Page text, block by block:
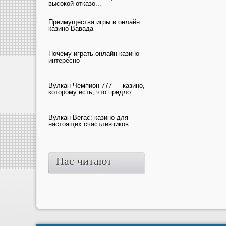
высокой отказо...
Преимущества игры в онлайн
казино Вавада
Почему играть онлайн казино
интересно
Вулкан Чемпион 777 — казино,
которому есть, что предло...
Вулкан Вегас: казино для
настоящих счастливчиков
Нас читают